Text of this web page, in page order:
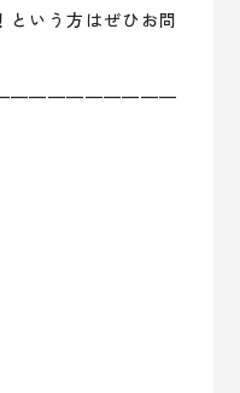
という方はぜひお問